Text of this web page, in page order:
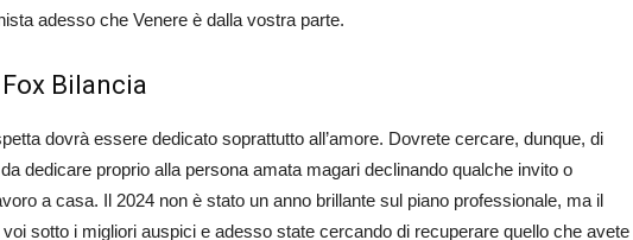
adesso che Venere è dalla vostra parte.
Bilancia
dovrà essere dedicato soprattutto all’amore. Dovrete cercare, dunque, di
dedicare proprio alla persona amata magari declinando qualche invito o
a casa. Il 2024 non è stato un anno brillante sul piano professionale, ma il
sotto i migliori auspici e adesso state cercando di recuperare quello che avete